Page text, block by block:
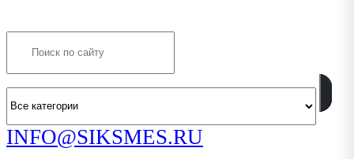
INFO@SIKSMES.RU